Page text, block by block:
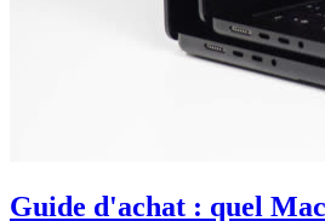
Guide d'achat : quel